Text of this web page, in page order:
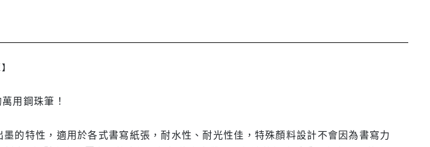
】
用鋼珠筆！
的特性，適用於各式書寫紙張，耐水性、耐光性佳，特殊顏料設計不會因為書寫力